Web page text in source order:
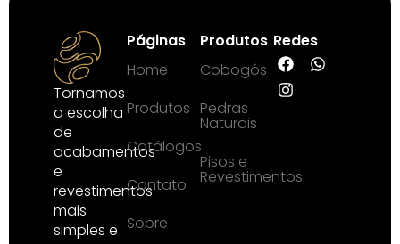
Tornamos
a escolha
de
acabamentos
e
revestimentos
mais
simples e
Páginas
Home
Produtos
Catálogos
Contato
Sobre
Produtos
Cobogós
Pedras
Naturais
Pisos e
Revestimentos
Redes